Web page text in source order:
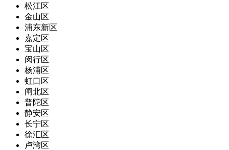
松江区
金山区
浦东新区
嘉定区
宝山区
闵行区
杨浦区
虹口区
闸北区
普陀区
静安区
长宁区
徐汇区
卢湾区